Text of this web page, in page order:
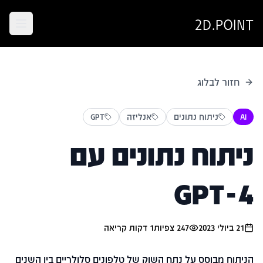
2D.POINT
חזור לבלוג
AI ניתוח נתונים אנליזה GPT
ניתוח נתונים עם
GPT-4
21 ביולי 2023 247 צפיות1 דקות קריאה
הניתוח מבוסס על נתח השוק של טלפונים סלולריים בין השנים